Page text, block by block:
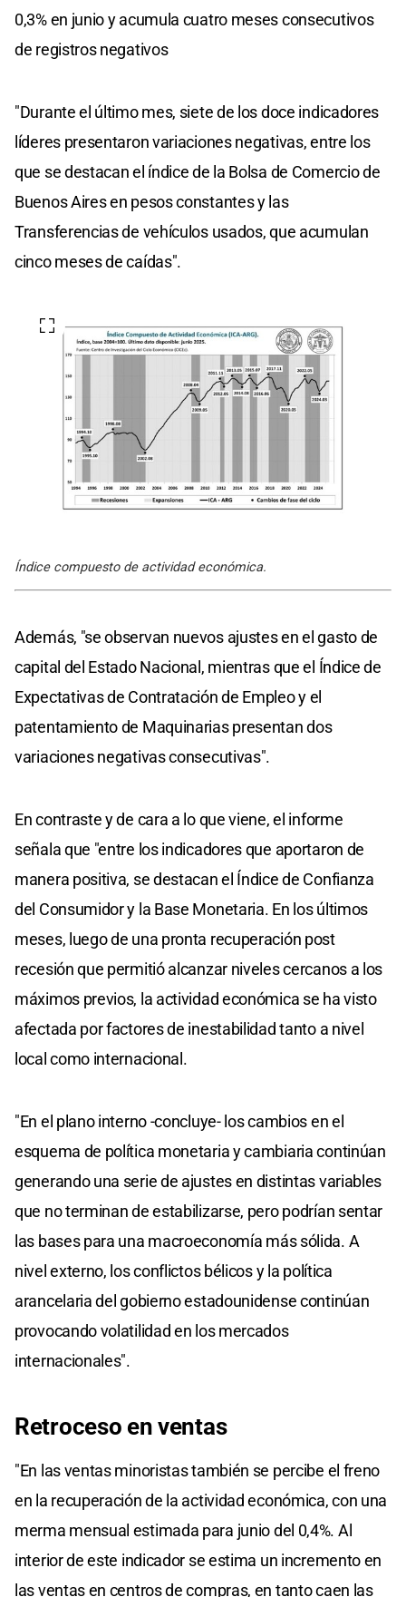
0,3% en junio y acumula cuatro meses consecutivos
de registros negativos
"Durante el último mes, siete de los doce indicadores
líderes presentaron variaciones negativas, entre los
que se destacan el índice de la Bolsa de Comercio de
Buenos Aires en pesos constantes y las
Transferencias de vehículos usados, que acumulan
cinco meses de caídas".
Índice compuesto de actividad económica.
Además, "se observan nuevos ajustes en el gasto de
capital del Estado Nacional, mientras que el Índice de
Expectativas de Contratación de Empleo y el
patentamiento de Maquinarias presentan dos
variaciones negativas consecutivas".
En contraste y de cara a lo que viene, el informe
señala que "entre los indicadores que aportaron de
manera positiva, se destacan el Índice de Confianza
del Consumidor y la Base Monetaria. En los últimos
meses, luego de una pronta recuperación post
recesión que permitió alcanzar niveles cercanos a los
máximos previos, la actividad económica se ha visto
afectada por factores de inestabilidad tanto a nivel
local como internacional.
"En el plano interno -concluye- los cambios en el
esquema de política monetaria y cambiaria continúan
generando una serie de ajustes en distintas variables
que no terminan de estabilizarse, pero podrían sentar
las bases para una macroeconomía más sólida. A
nivel externo, los conflictos bélicos y la política
arancelaria del gobierno estadounidense continúan
provocando volatilidad en los mercados
internacionales".
Retroceso en ventas
"En las ventas minoristas también se percibe el freno
en la recuperación de la actividad económica, con una
merma mensual estimada para junio del 0,4%. Al
interior de este indicador se estima un incremento en
las ventas en centros de compras, en tanto caen las